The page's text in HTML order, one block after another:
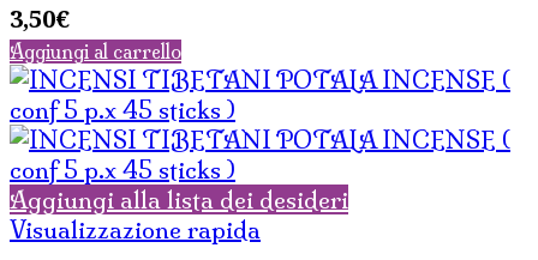
3,50€
Aggiungi al carrello
Aggiungi alla lista dei desideri
Visualizzazione rapida